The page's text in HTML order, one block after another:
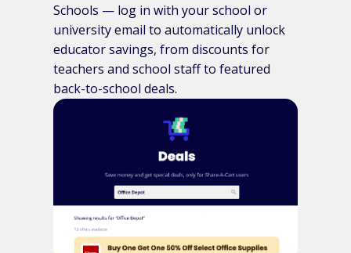
Schools — log in with your school or
university email to automatically unlock
educator savings, from discounts for
teachers and school staff to featured
back-to-school deals.